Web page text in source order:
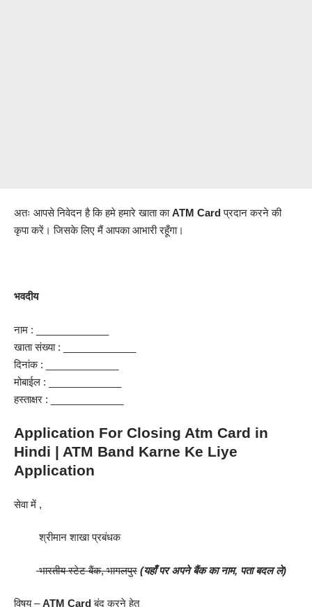
अतः आपसे निवेदन है कि हमे हमारे खाता काATM Cardप्रदान करने की
कृपा करें। जिसके लिए मैं आपका आभारी रहूँगा।
भवदीय
नाम : _____________
खाता संख्या : _____________
दिनांक : _____________
मोबाईल : _____________
हस्ताक्षर : _____________
Application For Closing Atm Card in
Hindi | ATM Band Karne Ke Liye
Application
सेवा में ,
श्रीमान शाखा प्रबंधक
भारतीय स्टेट बैंक, भागलपुर (यहाँ पर अपने बैंक का नाम, पता बदल ले)
विषय –ATM Cardबंद करने हेतु